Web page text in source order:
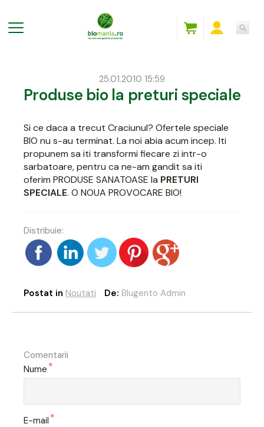
Produse bio la preturi speciale
25.01.2010 15:59
Si ce daca a trecut Craciunul? Ofertele speciale
BIO nu s-au terminat. La noi abia acum incep. Iti
propunem sa iti transformi fiecare zi intr-o
sarbatoare, pentru ca ne-am gandit sa iti
oferim PRODUSE SANATOASE la PRETURI
SPECIALE. O NOUA PROVOCARE BIO!
Distribuie:
Postat in Noutati De: Blugento Admin
Comentarii
Nume *
E-mail *